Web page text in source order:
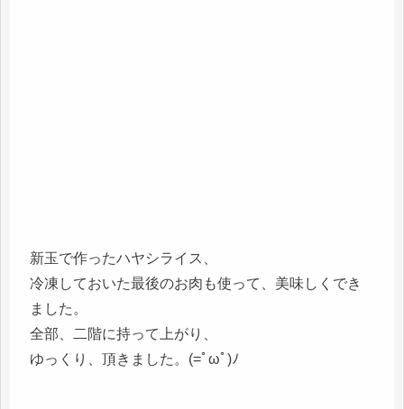
新玉で作ったハヤシライス、
冷凍しておいた最後のお肉も使って、美味しくでき
ました。
全部、二階に持って上がり、
ゆっくり、頂きました。(=ﾟωﾟ)ﾉ